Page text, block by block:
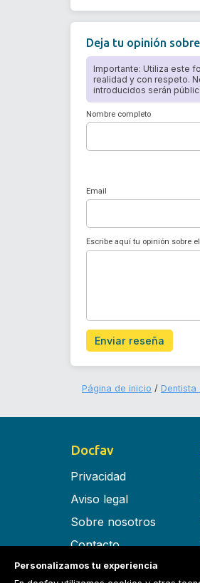
Deja tu opinión
Importante: Utiliza este
realidad y con respeto.
introducidos serán
Nombre completo
Email
Escribe aquí tu opinión sobre
Enviar reseña
Página de inicio Dentista
Docfav
Privacidad
Aviso legal
Sobre nosotros
Contacto
Términos y condiciones
Personalizamos tu experiencia